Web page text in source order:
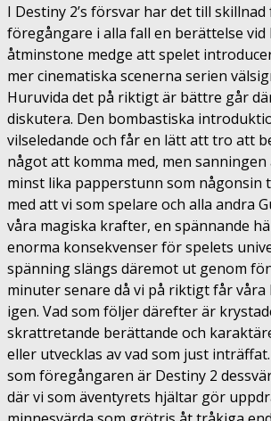
I Destiny 2’s försvar har det till
föregångare i alla fall en berättelse vid
åtminstone medge att spelet
mer cinematiska scenerna serien
Huruvida det på riktigt är bättre går
diskutera. Den bombastiska
vilseledande och får en lätt att tro att
något att komma med, men
minst lika papperstunn som någonsin
med att vi som spelare och alla andra
våra magiska krafter, en spännande
enorma konsekvenser för spelets
spänning slängs däremot ut genom
minuter senare då vi på riktigt får
igen. Vad som följer därefter är
skrattretande berättande och
eller utvecklas av vad som just
som föregångaren är Destiny 2
där vi som äventyrets hjältar gör